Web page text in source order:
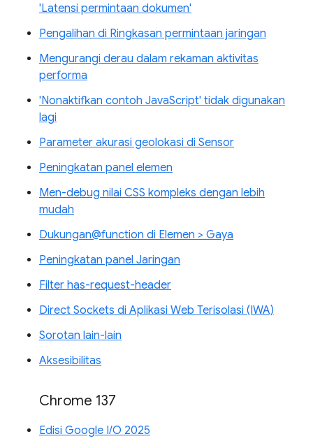
'Latensi permintaan dokumen'
Pengalihan di Ringkasan permintaan jaringan
Mengurangi derau dalam rekaman aktivitas
performa
'Nonaktifkan contoh JavaScript' tidak digunakan
lagi
Parameter akurasi geolokasi di Sensor
Peningkatan panel elemen
Men-debug nilai CSS kompleks dengan lebih
mudah
Dukungan@function di Elemen > Gaya
Peningkatan panel Jaringan
Filter has-request-header
Direct Sockets di Aplikasi Web Terisolasi (IWA)
Sorotan lain-lain
Aksesibilitas
Chrome 137
Edisi Google I/O 2025